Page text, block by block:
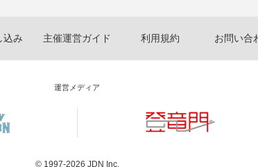
込み 主催運営ガイド 利用規約 お問い合
運営メディア
© 1997-2026 JDN Inc.